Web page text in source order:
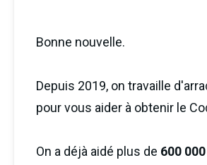
Bonne nouvelle.
Depuis 2019, on travaille
pour vous aider à obtenir le
On a déjà aidé plus de 600